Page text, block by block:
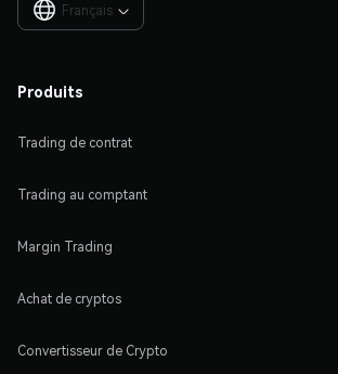
Français 
Produits
Trading de contrat
Trading au comptant
Margin Trading
Achat de cryptos
Convertisseur de Crypto